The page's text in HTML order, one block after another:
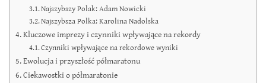
Najszybszy Polak: Adam Nowicki
Najszybsza Polka: Karolina Nadolska
Kluczowe imprezy i czynniki wpływające na rekordy
Czynniki wpływające na rekordowe wyniki
Ewolucja i przyszłość półmaratonu
Ciekawostki o półmaratonie